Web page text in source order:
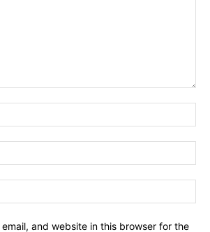
email, and website in this browser for the